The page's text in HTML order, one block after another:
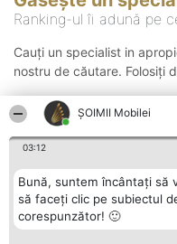
ȘOIMII Mobilei
03:12
Bună, suntem încântați să
să faceți clic pe subiectul
corespunzător! 🙂
Ranking-ul îi adună pe
Cauți un specialist in
nostru de căutare. Folosiți